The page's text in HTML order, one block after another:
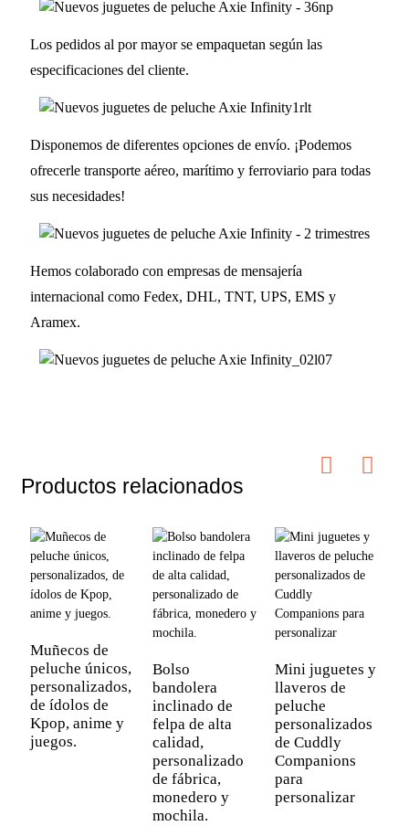
Los pedidos al por mayor se empaquetan según las
especificaciones del cliente.
Disponemos de diferentes opciones de envío. ¡Podemos
ofrecerle transporte aéreo, marítimo y ferroviario para todas
sus necesidades!
Hemos colaborado con empresas de mensajería
internacional como Fedex, DHL, TNT, UPS, EMS y
Aramex.
Productos relacionados
Muñecos de
peluche únicos,
personalizados,
de ídolos de
Kpop, anime y
juegos.
Bolso
bandolera
inclinado de
felpa de alta
calidad,
personalizado
de fábrica,
monedero y
mochila.
Mini juguetes y
llaveros de
peluche
personalizados
de Cuddly
Companions
para
personalizar